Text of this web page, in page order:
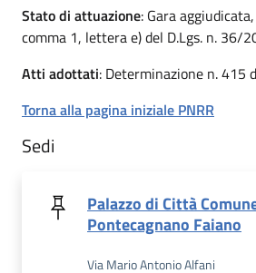
Stato di attuazione: Gara
comma 1, lettera e) del D.Lgs. n. 36/
Atti adottati: Determinazione n.
Torna alla pagina iniziale PNRR
Sedi
Palazzo di Città
Pontecagnano Faiano
Via Mario Antonio Alfani